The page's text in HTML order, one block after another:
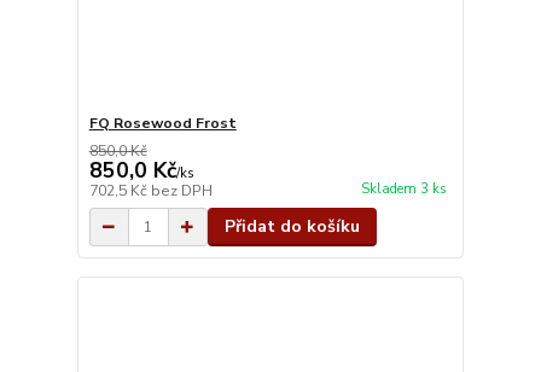
FQ Rosewood Frost
850,0 Kč
850,0 Kč/ks
702,5 Kč bez DPH Skladem 3 ks
Přidat do košíku